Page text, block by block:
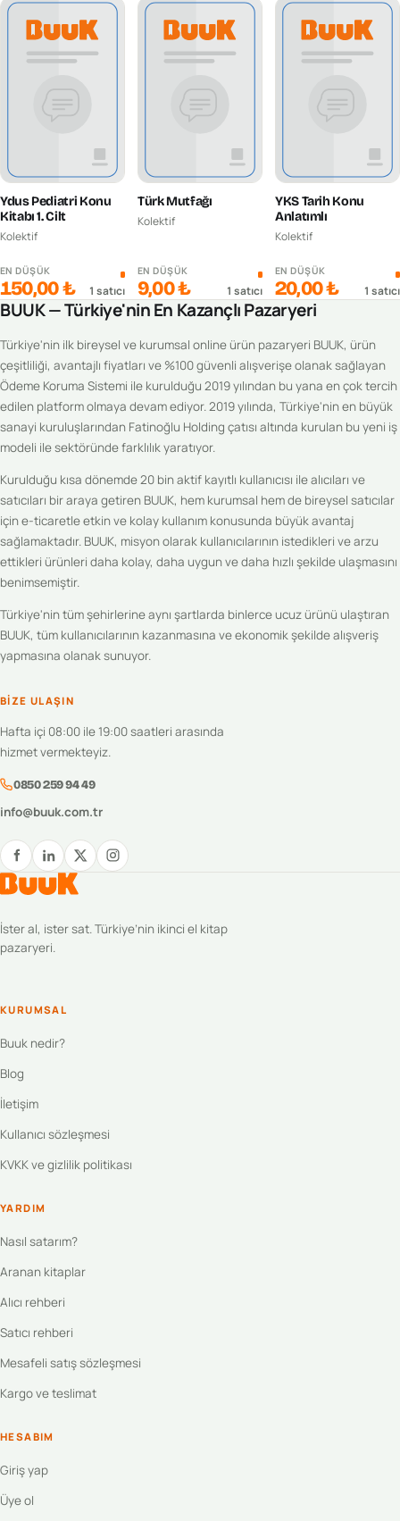
Ydus Pediatri Konu
Kitabı 1. Cilt
Kolektif
EN DÜŞÜK
150,00 ₺ 1 satıcı
Türk Mutfağı
Kolektif
EN DÜŞÜK
9,00 ₺ 1 satıcı
YKS Tarih Konu
Anlatımlı
Kolektif
EN DÜŞÜK
20,00 ₺ 1 satıcı
BUUK — Türkiye'nin En Kazançlı Pazaryeri
Türkiye'nin ilk bireysel ve kurumsal online ürün pazaryeri BUUK, ürün
çeşitliliği, avantajlı fiyatları ve %100 güvenli alışverişe olanak sağlayan
Ödeme Koruma Sistemi ile kurulduğu 2019 yılından bu yana en çok tercih
edilen platform olmaya devam ediyor. 2019 yılında, Türkiye'nin en büyük
sanayi kuruluşlarından Fatinoğlu Holding çatısı altında kurulan bu yeni iş
modeli ile sektöründe farklılık yaratıyor.
Kurulduğu kısa dönemde 20 bin aktif kayıtlı kullanıcısı ile alıcıları ve
satıcıları bir araya getiren BUUK, hem kurumsal hem de bireysel satıcılar
için e-ticaretle etkin ve kolay kullanım konusunda büyük avantaj
sağlamaktadır. BUUK, misyon olarak kullanıcılarının istedikleri ve arzu
ettikleri ürünleri daha kolay, daha uygun ve daha hızlı şekilde ulaşmasını
benimsemiştir.
Türkiye'nin tüm şehirlerine aynı şartlarda binlerce ucuz ürünü ulaştıran
BUUK, tüm kullanıcılarının kazanmasına ve ekonomik şekilde alışveriş
yapmasına olanak sunuyor.
BIZE ULAŞIN
Hafta içi 08:00 ile 19:00 saatleri arasında
hizmet vermekteyiz.
0850 259 94 49
info@buuk.com.tr
İster al, ister sat. Türkiye’nin ikinci el kitap
pazaryeri.
KURUMSAL
Buuk nedir?
Blog
İletişim
Kullanıcı sözleşmesi
KVKK ve gizlilik politikası
YARDIM
Nasıl satarım?
Aranan kitaplar
Alıcı rehberi
Satıcı rehberi
Mesafeli satış sözleşmesi
Kargo ve teslimat
HESABIM
Giriş yap
Üye ol